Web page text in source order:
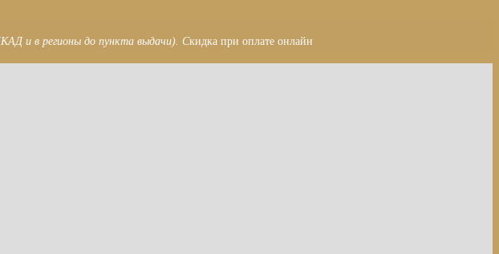
и в регионы до пункта выдачи). Скидка при оплате онлайн